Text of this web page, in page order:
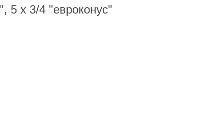
5 x 3/4 "евроконус"